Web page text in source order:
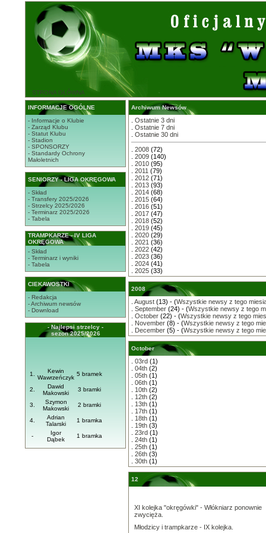
STRONA GŁÓWNA
INFORMACJE OGÓLNE
- Informacje o Klubie
- Zarząd Klubu
- Statut Klubu
- Stadion
- SPONSORZY
- Standardy Ochrony
Małoletnich
SENIORZY - LIGA OKRĘGOWA
- Skład
- Transfery 2025/2026
- Strzelcy 2025/2026
- Terminarz 2025/2026
- Tabela
TRAMPKARZE - IV LIGA
OKRĘGOWA
- Skład
- Terminarz i wyniki
- Tabela
CIEKAWOSTKI
- Redakcja
- Archiwum newsów
- Download
- Najlepsi strzelcy -
sezon 2025/2026
1.
Kewin
Wawrzeńczyk
5 bramek
2.
Dawid
Makowski
3 bramki
3.
Szymon
Makowski
2 bramki
4.
Adrian
Talarski
1 bramka
-
Igor
Dąbek
1 bramka
Archiwum Newsów
Ostatnie 3 dni
Ostatnie 7 dni
Ostatnie 30 dni
2008 (72)
2009 (140)
2010 (95)
2011 (79)
2012 (71)
2013 (93)
2014 (68)
2015 (64)
2016 (51)
2017 (47)
2018 (52)
2019 (45)
2020 (29)
2021 (36)
2022 (42)
2023 (36)
2024 (41)
2025 (33)
2008
August (13) - (Wszystkie newsy z tego
September (24) - (Wszystkie newsy z tego
October (22) - (Wszystkie newsy z tego
November (8) - (Wszystkie newsy z tego
December (5) - (Wszystkie newsy z tego
October
03rd (1)
04th (2)
05th (1)
06th (1)
10th (2)
12th (2)
13th (1)
17th (1)
18th (1)
19th (3)
23rd (1)
24th (1)
25th (1)
26th (3)
30th (1)
12
XI kolejka "okręgówki" - Włókniarz ponownie
zwycięża.
Młodzicy i trampkarze - IX kolejka.